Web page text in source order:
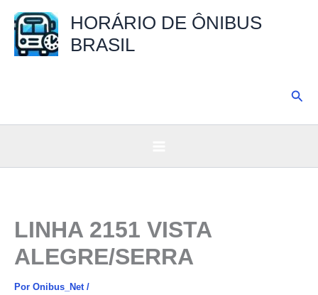
para
HORÁRIO DE ÔNIBUS
BRASIL
LINHA 2151 VISTA
ALEGRE/SERRA
Por Onibus_Net /